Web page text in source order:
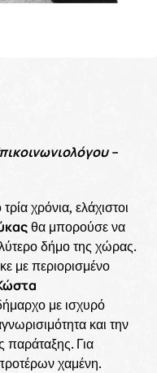
–
χρόνια, ελάχιστοι
θα μπορούσε να
δήμο της χώρας.
με περιορισμένο
με ισχυρό
και την
παράταξης. Για
χαμένη.